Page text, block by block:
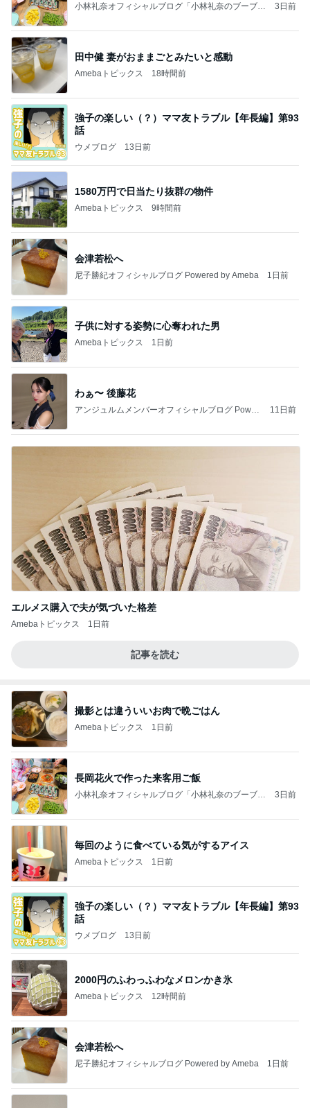
小林礼奈オフィシャルブログ「小林礼奈のブーブー
3日前
田中健 妻がおままごとみたいと感動
Amebaトピックス 18時間前
強子の楽しい（？）ママ友トラブル【年長編】第93
話
ウメブログ 13日前
1580万円で日当たり抜群の物件
Amebaトピックス 9時間前
会津若松へ
尼子勝紀オフィシャルブログ Powered by Ameba 1日前
子供に対する姿勢に心奪われた男
Amebaトピックス 1日前
わぁ〜 後藤花
アンジュルムメンバーオフィシャルブログ Power
11日前
エルメス購入で夫が気づいた格差
Amebaトピックス 1日前
記事を読む
撮影とは違ういいお肉で晩ごはん
Amebaトピックス 1日前
長岡花火で作った来客用ご飯
小林礼奈オフィシャルブログ「小林礼奈のブーブー
3日前
毎回のように食べている気がするアイス
Amebaトピックス 1日前
強子の楽しい（？）ママ友トラブル【年長編】第93
話
ウメブログ 13日前
2000円のふわっふわなメロンかき氷
Amebaトピックス 12時間前
会津若松へ
尼子勝紀オフィシャルブログ Powered by Ameba 1日前